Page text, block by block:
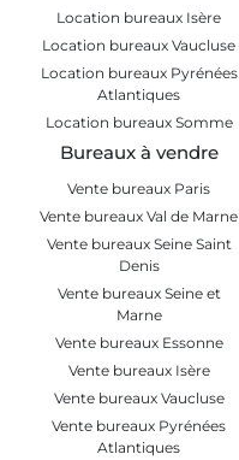
Location bureaux Isère
Location bureaux Vaucluse
Location bureaux Pyrénées
Atlantiques
Location bureaux Somme
Bureaux à vendre
Vente bureaux Paris
Vente bureaux Val de Marne
Vente bureaux Seine Saint
Denis
Vente bureaux Seine et
Marne
Vente bureaux Essonne
Vente bureaux Isère
Vente bureaux Vaucluse
Vente bureaux Pyrénées
Atlantiques